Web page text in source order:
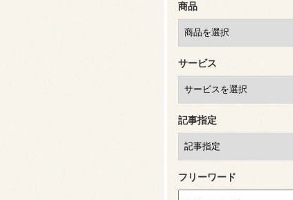
商品
サービス
記事指定
フリーワード